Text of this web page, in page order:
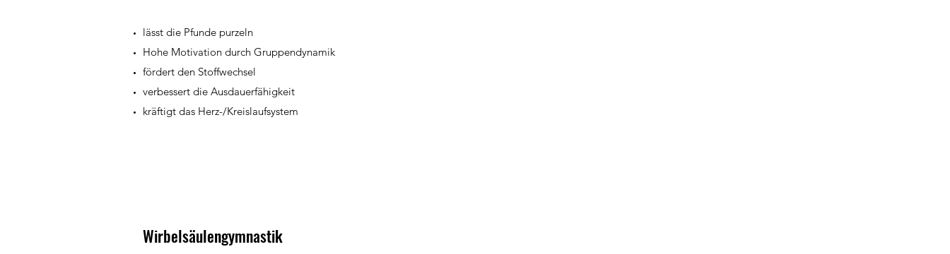
lässt die Pfunde purzeln
Hohe Motivation durch Gruppendynamik
för­dert den Stoff­wechs­el
verbessert die Ausdauerfähigkeit
kräftigt das Herz-/Kreis­lauf­sys­tem
Wirbelsäulengymnastik